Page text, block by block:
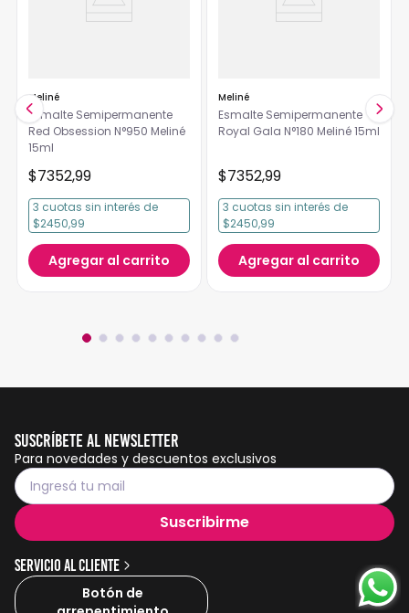
Meliné
Esmalte Semipermanente
Red Obsession N°950 Meliné
15ml
$7352,99
3 cuotas sin interés de
$2450,99
Agregar al carrito
Meliné
Esmalte Semipermanente
Royal Gala N°180 Meliné 15ml
$7352,99
3 cuotas sin interés de
$2450,99
Agregar al carrito
Suscríbete al Newsletter
Para novedades y descuentos exclusivos
Suscribirme
Servicio al cliente
Botón de